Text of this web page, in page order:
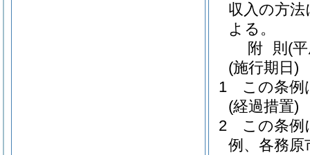
収入の方
よる。
附 則 (
(施行期日)
1
この条例
(経過措置)
2
この条例
例、各務原